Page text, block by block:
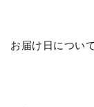
お届け日について